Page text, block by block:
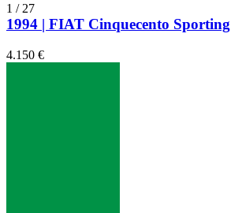
1 / 27
1994 | FIAT Cinquecento Sporting
4.150 €